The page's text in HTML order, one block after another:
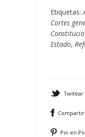
Etiquetas:
Cortes
Estado,
Twitear
Pin en